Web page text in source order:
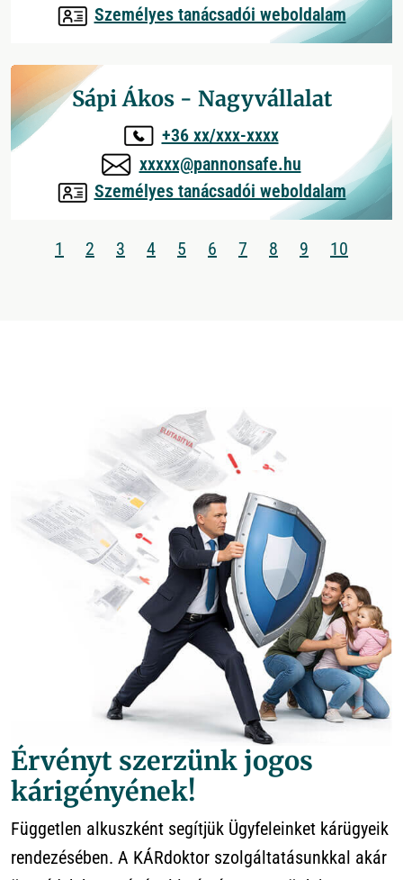
Személyes tanácsadói weboldalam
Sápi Ákos - Nagyvállalat
+36 xx/xxx-xxxx
xxxxx@pannonsafe.hu
Személyes tanácsadói weboldalam
1 2 3 4 5 6 7 8 9 10
Érvényt szerzünk jogos
kárigényének!
Független alkuszként segítjük Ügyfeleinket kárügyeik
rendezésében. A KÁRdoktor szolgáltatásunkkal akár